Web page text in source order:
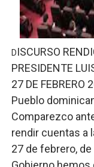
Fellito Suberví
Comedores
UNTC inicia
PRM escogerá
Candidato a
DISCURSO
PRESIDENTE
27 DE FEBRERO
Pueblo
Comparezco
rendir cuentas a
27 de febrero,